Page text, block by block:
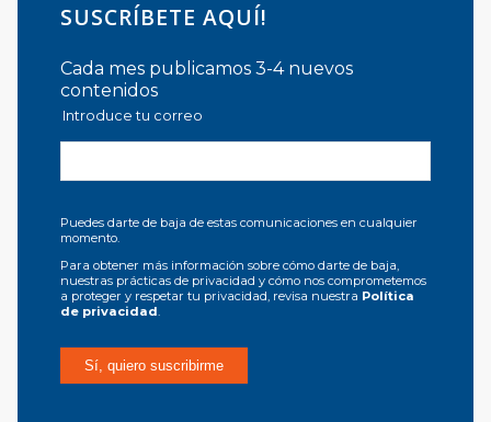
SUSCRÍBETE AQUÍ!
Cada mes publicamos 3-4 nuevos
contenidos
Introduce tu correo
Puedes darte de baja de estas comunicaciones en cualquier
momento.
Para obtener más información sobre cómo darte de baja,
nuestras prácticas de privacidad y cómo nos comprometemos
a proteger y respetar tu privacidad, revisa nuestra Política
de privacidad.